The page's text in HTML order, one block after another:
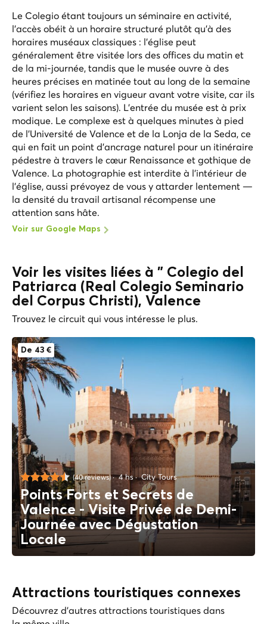
Le Colegio étant toujours un séminaire en activité,
l'accès obéit à un horaire structuré plutôt qu'à des
horaires muséaux classiques : l'église peut
généralement être visitée lors des offices du matin et
de la mi-journée, tandis que le musée ouvre à des
heures précises en matinée tout au long de la semaine
(vérifiez les horaires en vigueur avant votre visite, car ils
varient selon les saisons). L'entrée du musée est à prix
modique. Le complexe est à quelques minutes à pied
de l'Université de Valence et de la Lonja de la Seda, ce
qui en fait un point d'ancrage naturel pour un itinéraire
pédestre à travers le cœur Renaissance et gothique de
Valence. La photographie est interdite à l'intérieur de
l'église, aussi prévoyez de vous y attarder lentement —
la densité du travail artisanal récompense une
attention sans hâte.
Voir sur Google Maps
Voir les visites liées à " Colegio del
Patriarca (Real Colegio Seminario
del Corpus Christi), Valence
Trouvez le circuit qui vous intéresse le plus.
De 43 €
(40 reviews) 4 hs City Tours
Points Forts et Secrets de
Valence - Visite Privée de Demi-
Journée avec Dégustation
Locale
Attractions touristiques connexes
Découvrez d'autres attractions touristiques dans